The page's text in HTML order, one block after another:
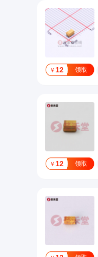
￥ 12 领取
￥ 12 领取